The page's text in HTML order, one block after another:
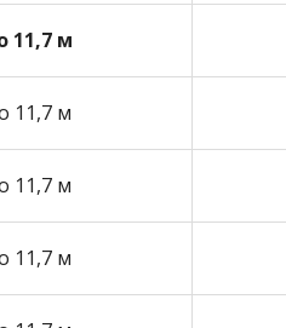
11,7 м
11,7 м
11,7 м
11,7 м